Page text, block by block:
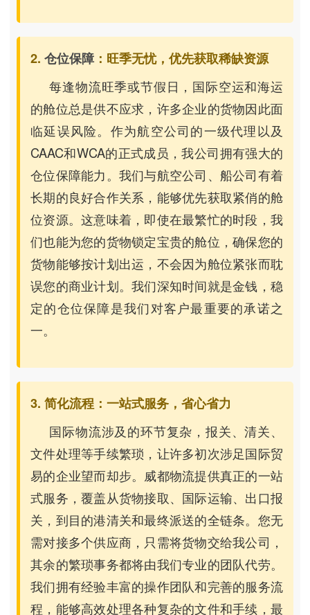
2. 仓位保障 ：旺季无忧，优先获取稀缺资源
每逢物流旺季或节假日，国际空运和海运
的舱位总是供不应求，许多企业的货物因此面
临延误风险。作为航空公司的一级代理以及
CAAC和WCA的正式成员，我公司拥有强大的
仓位保障能力。我们与航空公司、船公司有着
长期的良好合作关系，能够优先获取紧俏的舱
位资源。这意味着，即使在最繁忙的时段，我
们也能为您的货物锁定宝贵的舱位，确保您的
货物能够按计划出运，不会因为舱位紧张而耽
误您的商业计划。我们深知时间就是金钱，稳
定的仓位保障是我们对客户最重要的承诺之
一。
3. 简化流程：一站式服务，省心省力
国际物流涉及的环节复杂，报关、清关、
文件处理等手续繁琐，让许多初次涉足国际贸
易的企业望而却步。威都物流提供真正的一站
式服务，覆盖从货物接取、国际运输、出口报
关，到目的港清关和最终派送的全链条。您无
需对接多个供应商，只需将货物交给我公司，
其余的繁琐事务都将由我们专业的团队代劳。
我们拥有经验丰富的操作团队和完善的服务流
程，能够高效处理各种复杂的文件和手续，最